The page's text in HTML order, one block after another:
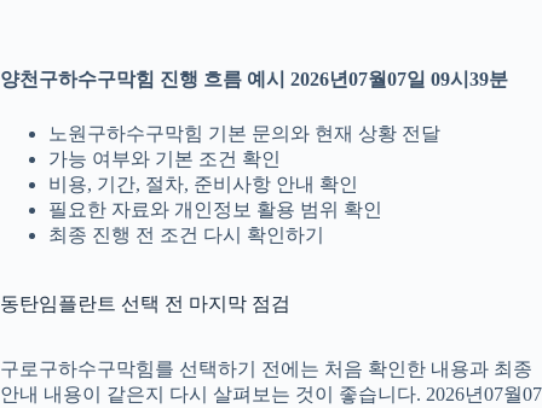
양천구하수구막힘 진행 흐름 예시 2026년07월07일 09시39분
노원구하수구막힘 기본 문의와 현재 상황 전달
가능 여부와 기본 조건 확인
비용, 기간, 절차, 준비사항 안내 확인
필요한 자료와 개인정보 활용 범위 확인
최종 진행 전 조건 다시 확인하기
동탄임플란트 선택 전 마지막 점검
구로구하수구막힘를 선택하기 전에는 처음 확인한 내용과 최종
안내 내용이 같은지 다시 살펴보는 것이 좋습니다. 2026년07월07